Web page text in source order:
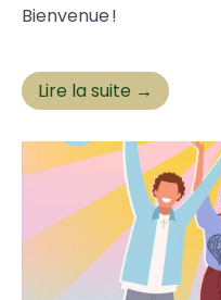
Bienvenue !
Lire la suite →